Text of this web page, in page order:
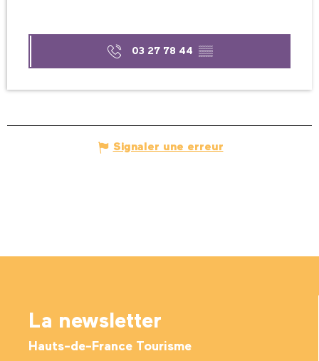
03 27 78 44 ▒▒
Signaler une erreur
La newsletter
Hauts-de-France Tourisme